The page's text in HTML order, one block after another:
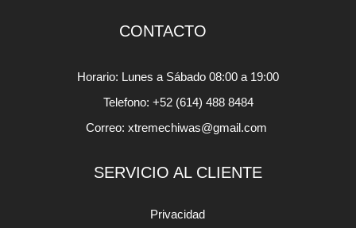
CONTACTO
Horario: Lunes a Sábado 08:00 a 19:00
Telefono: +52 (614) 488 8484
Correo: xtremechiwas@gmail.com
SERVICIO AL CLIENTE
Privacidad